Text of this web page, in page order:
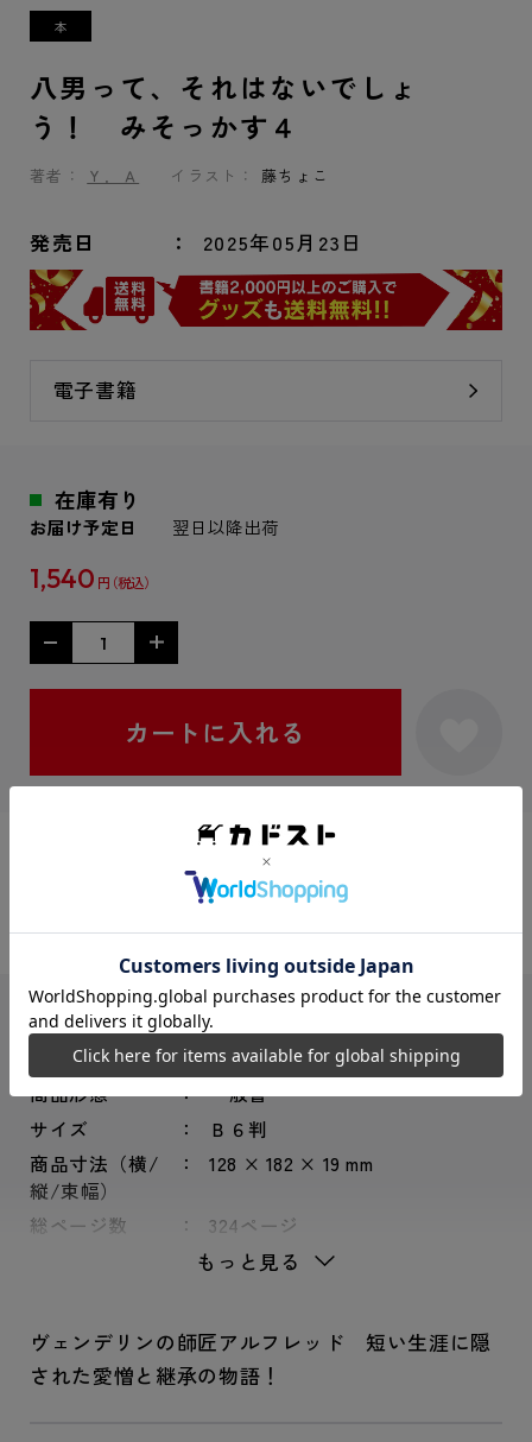
八男って、それはないでしょ
う！ みそっかす４
著者： Ｙ．Ａ イラスト： 藤ちょこ
発売日 2025年05月23日
電子書籍
在庫有り
お届け予定日 翌日以降出荷
1,540 円
シェアする：
ISBNコード
9784046848116
レーベル
MFブックス
商品形態
一般書
サイズ
Ｂ６判
商品寸法（横/
縦/束幅）
128 × 182 × 19 mm
総ページ数 324ページ
もっと見る
ヴェンデリンの師匠アルフレッド 短い生涯に隠
された愛憎と継承の物語！